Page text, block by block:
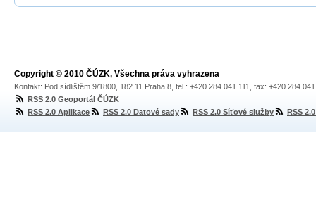
Copyright © 2010 ČÚZK, Všechna práva vyhrazena
Kontakt: Pod sídlištěm 9/1800, 182 11 Praha 8, tel.: +420 284 041 111, fax: +420 284
RSS 2.0 Geoportál ČÚZK
RSS 2.0 Aplikace
RSS 2.0 Datové sady RSS 2.0 Síťové služby RSS